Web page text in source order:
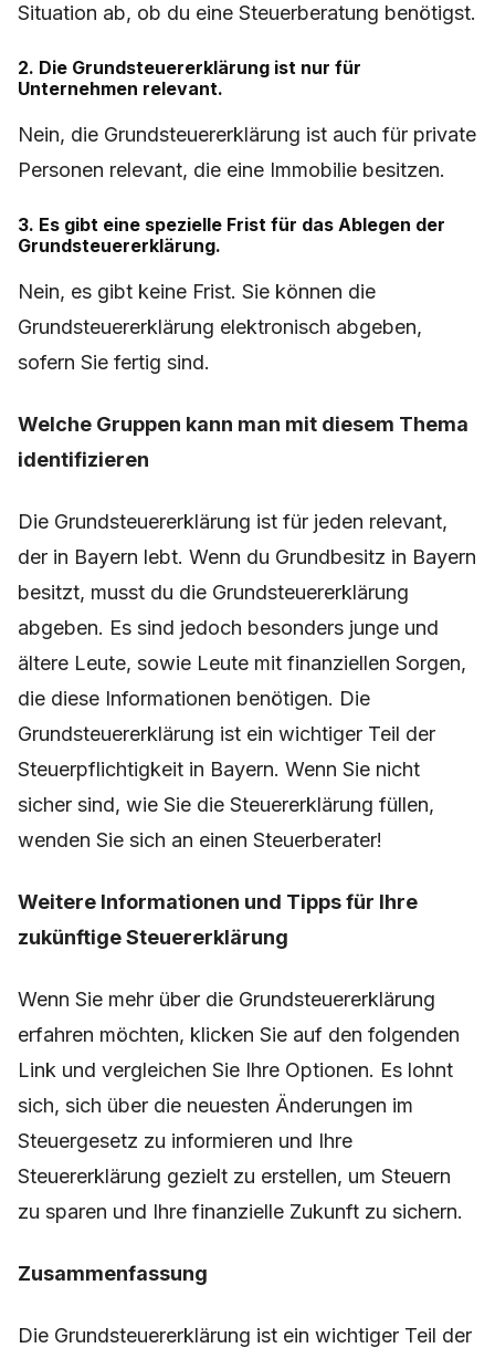
Situation ab, ob du eine Steuerberatung benötigst.
2. Die Grundsteuererklärung ist nur für
Unternehmen relevant.
Nein, die Grundsteuererklärung ist auch für private
Personen relevant, die eine Immobilie besitzen.
3. Es gibt eine spezielle Frist für das Ablegen der
Grundsteuererklärung.
Nein, es gibt keine Frist. Sie können die
Grundsteuererklärung elektronisch abgeben,
sofern Sie fertig sind.
Welche Gruppen kann man mit diesem Thema
identifizieren
Die Grundsteuererklärung ist für jeden relevant,
der in Bayern lebt. Wenn du Grundbesitz in Bayern
besitzt, musst du die Grundsteuererklärung
abgeben. Es sind jedoch besonders junge und
ältere Leute, sowie Leute mit finanziellen Sorgen,
die diese Informationen benötigen. Die
Grundsteuererklärung ist ein wichtiger Teil der
Steuerpflichtigkeit in Bayern. Wenn Sie nicht
sicher sind, wie Sie die Steuererklärung füllen,
wenden Sie sich an einen Steuerberater!
Weitere Informationen und Tipps für Ihre
zukünftige Steuererklärung
Wenn Sie mehr über die Grundsteuererklärung
erfahren möchten, klicken Sie auf den folgenden
Link und vergleichen Sie Ihre Optionen. Es lohnt
sich, sich über die neuesten Änderungen im
Steuergesetz zu informieren und Ihre
Steuererklärung gezielt zu erstellen, um Steuern
zu sparen und Ihre finanzielle Zukunft zu sichern.
Zusammenfassung
Die Grundsteuererklärung ist ein wichtiger Teil der